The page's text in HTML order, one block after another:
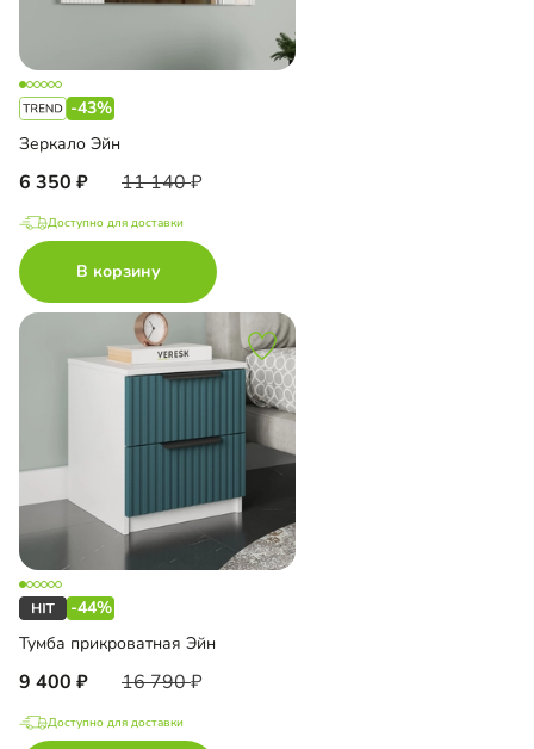
-43%
Зеркало Эйн
6 350 11 140
Доступно для доставки
В корзину
-44%
Тумба прикроватная Эйн
9 400 16 790
Доступно для доставки